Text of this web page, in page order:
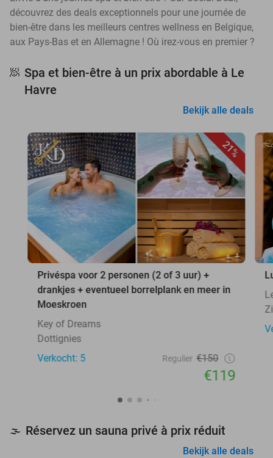
découvrez des deals exceptionnels pour une journée de
bien-être dans les meilleurs centres wellness en Belgique,
aux Pays-Bas et en Allemagne ! Où irez-vous en premier ?
🧖 Spa et bien-être à un prix abordable à Le
Havre
Bekijk alle deals
21%
Privéspa voor 2 personen (2 of 3 uur) +
drankjes + eventueel borrelplank en meer in
Moeskroen
Key of Dreams
Dottignies
Verkocht: 5
Regulier €150
€119
🌫️ Réservez un sauna privé à prix réduit
Bekijk alle deals